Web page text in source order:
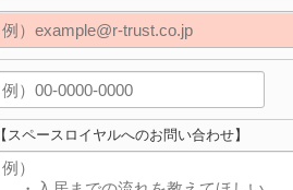
【スペースロイヤルへのお問い合わせ】